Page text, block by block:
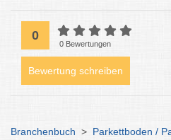
0
0 Bewertungen
Bewertung schreiben
Branchenbuch > Parkettboden /